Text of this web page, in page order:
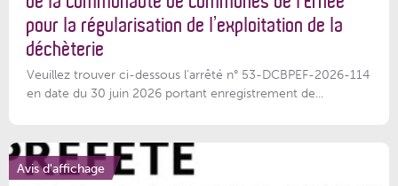
pour la régularisation de l’exploitation de la
déchèterie
Veuillez trouver ci-dessous l'arrêté n° 53-DCBPEF-2026-114
en date du 30 juin 2026 portant enregistrement de...
Avis d'affichage